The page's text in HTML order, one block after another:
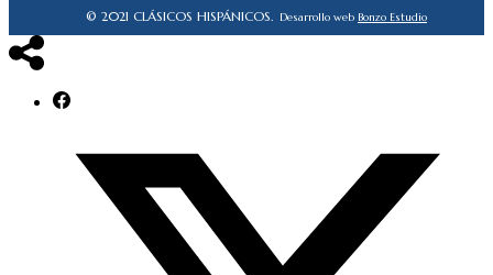
© 2021 CLÁSICOS HISPÁNICOS. Desarrollo web Bonzo Estudio